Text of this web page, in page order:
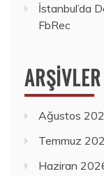
İstanbul’da
FbRec
ARŞIVLER
Ağustos
Temmuz
Haziran